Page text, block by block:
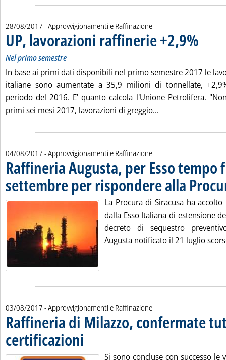
28/08/2017 - Approvvigionamenti e Raffinazione
UP, lavorazioni raffinerie +2,9%
Nel primo semestre
In base ai primi dati disponibili nel primo semestre 2017 le
italiane sono aumentate a 35,9 milioni di tonnellate,
periodo del 2016. E' quanto calcola l'Unione Petrolifera.
primi sei mesi 2017, lavorazioni di greggio...
04/08/2017 - Approvvigionamenti e Raffinazione
Raffineria Augusta, per Esso tempo
settembre per rispondere alla
La Procura di Siracusa ha
dalla Esso Italiana di estensione
decreto di sequestro
Augusta notificato il 21 luglio
03/08/2017 - Approvvigionamenti e Raffinazione
Raffineria di Milazzo, confermate
certificazioni
Si sono concluse con successo